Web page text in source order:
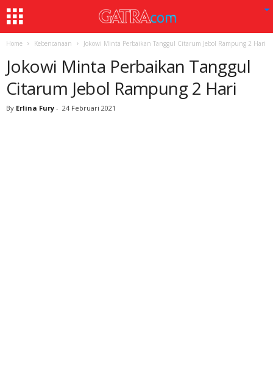
Home Kebencanaan Jokowi Minta Perbaikan Tanggul Citarum Jebol Rampung 2 Hari
Jokowi Minta Perbaikan Tanggul
Citarum Jebol Rampung 2 Hari
By Erlina Fury - 24 Februari 2021